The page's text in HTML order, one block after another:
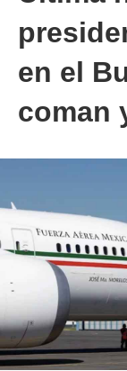
en el
coman